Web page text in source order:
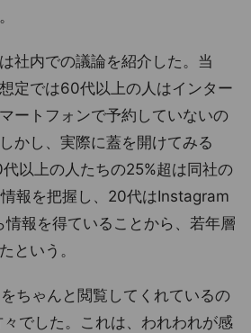
社内での議論を紹介した。当
定では60代以上の人はインター
ートフォンで予約していないの
かし、実際に蓋を開けてみる
以上の人たちの25%超は同社の
報を把握し、20代はInstagram
報を得ていることから、若年層
という。
ちゃんと閲覧してくれているの
でした。これは、われわれが感